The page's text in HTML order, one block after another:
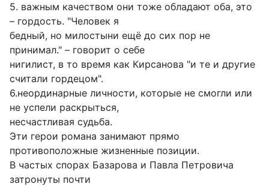
5. важным качеством они тоже обладают оба, это
– гордость. "Человек я
бедный, но милостыни ещё до сих пор не
принимал." – говорит о себе
нигилист, в то время как Кирсанова "и те и другие
считали гордецом".
6.неординарные личности, которые не смогли или
не успели раскрыться,
несчастливая судьба.
Эти герои романа занимают прямо
противоположные жизненные позиции.
В частых спорах Базарова и Павла Петровича
затронуты почти